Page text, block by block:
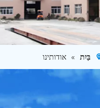
בַּיִת » אודותינו